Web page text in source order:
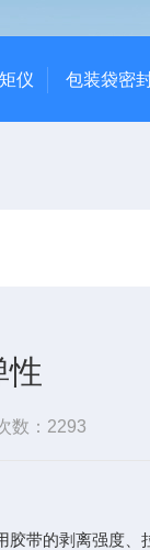
仪 包装袋密
性
数：2293
带的剥离强度、